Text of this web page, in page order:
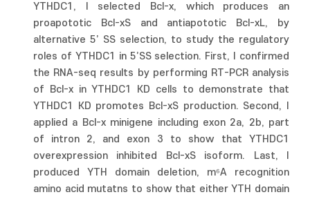
YTHDC1, I selected Bcl-x, which produces an
proapototic Bcl-xS and antiapototic Bcl-xL, by
alternative 5’ SS selection, to study the regulatory
roles of YTHDC1 in 5’SS selection. First, I confirmed
the RNA-seq results by performing RT-PCR analysis
of Bcl-x in YTHDC1 KD cells to demonstrate that
YTHDC1 KD promotes Bcl-xS production. Second, I
applied a Bcl-x minigene including exon 2a, 2b, part
of intron 2, and exon 3 to show that YTHDC1
overexpression inhibited Bcl-xS isoform. Last, I
produced YTH domain deletion, m⁶A recognition
amino acid mutatns to show that either YTH domain